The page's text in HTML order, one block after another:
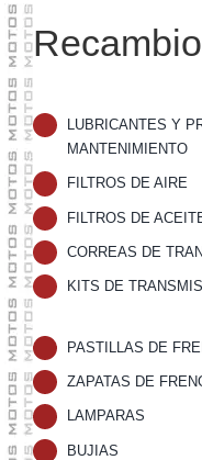
LUBRICANTES Y
MANTENIMIENTO
FILTROS DE AIRE
FILTROS DE
CORREAS DE
KITS DE
PASTILLAS DE
ZAPATAS DE
LAMPARAS
BUJIAS